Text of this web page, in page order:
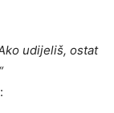
udijeliš, ostat